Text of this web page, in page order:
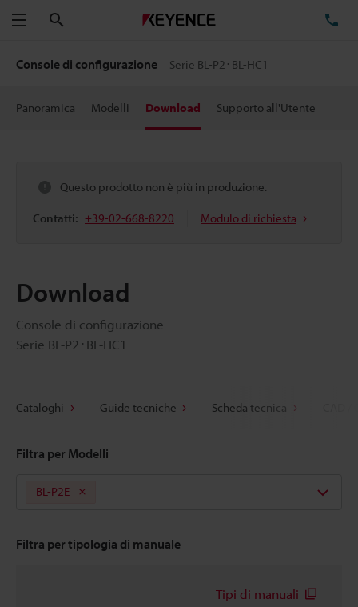
Menu
Console di configurazione Serie BL-P2･BL-HC1
Panoramica Modelli Download Supporto all'Utente
Questo prodotto non è più in produzione.
Contatti: +39-02-668-8220 Modulo di richiesta
Download
Console di configurazione
Serie BL-P2･BL-HC1
Cataloghi Guide tecniche Scheda tecnica
Filtra per Modelli
BL-P2E
Filtra per tipologia di manuale
Tipi di manuali